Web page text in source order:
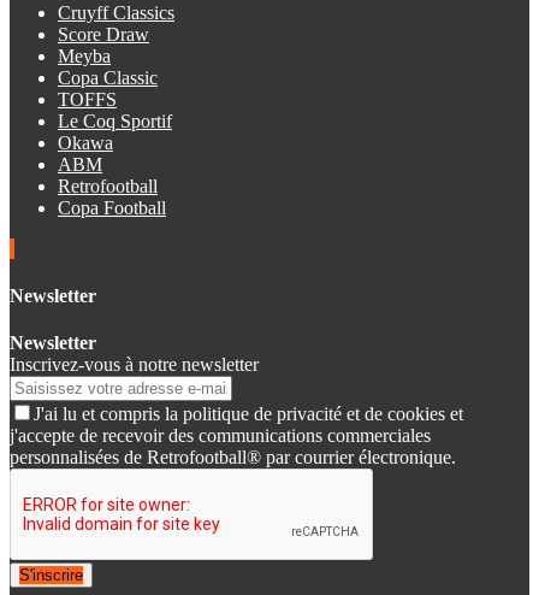
Cruyff Classics
Score Draw
Meyba
Copa Classic
TOFFS
Le Coq Sportif
Okawa
ABM
Retrofootball
Copa Football
Newsletter
Newsletter
Inscrivez-vous à notre newsletter
J'ai lu et compris la politique de privacité et de cookies et
j'accepte de recevoir des communications commerciales
personnalisées de Retrofootball® par courrier électronique.
S'inscrire